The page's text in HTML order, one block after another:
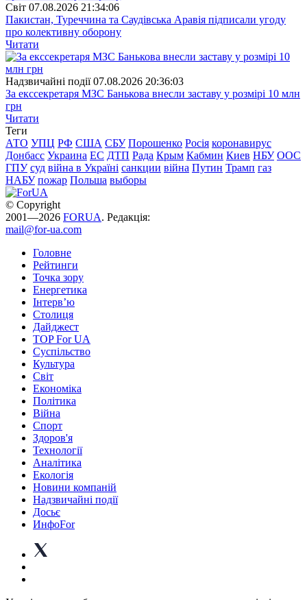
Свiт 07.08.2026 21:34:06
Пакистан, Туреччина та Саудівська Аравія підписали угоду
про колективну оборону
Читати
Надзвичайні події 07.08.2026 20:36:03
За екссекретаря МЗС Банькова внесли заставу у розмірі 10 млн
грн
Читати
Теги
АТО УПЦ РФ США СБУ Порошенко Росія коронавирус
Донбасс Украина ЕС ДТП Рада Крым Кабмин Киев НБУ ООС
ГПУ суд війна в Україні санкции війна Путин Трамп газ
НАБУ пожар Польша выборы
© Copyright
2001—2026 FORUA. Редакція:
mail@for-ua.com
Головне
Рейтинги
Точка зору
Енергетика
Інтерв’ю
Столиця
Дайджест
TOP For UA
Суспiльство
Культура
Світ
Економіка
Політика
Війна
Спорт
Здоров'я
Технології
Аналітика
Екологія
Новини компаній
Надзвичайні події
Досьє
ИнфоFor